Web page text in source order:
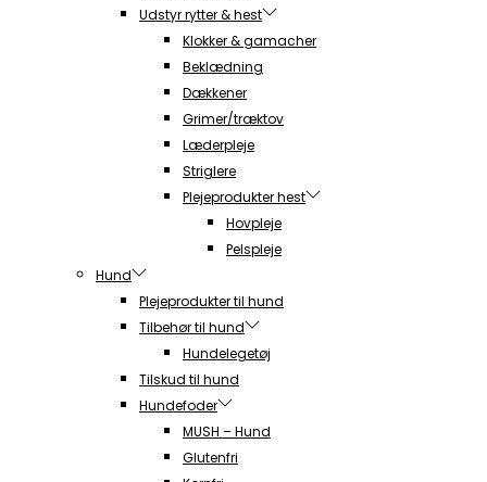
Udstyr rytter & hest
Klokker & gamacher
Beklædning
Dækkener
Grimer/træktov
Læderpleje
Striglere
Plejeprodukter hest
Hovpleje
Pelspleje
Hund
Plejeprodukter til hund
Tilbehør til hund
Hundelegetøj
Tilskud til hund
Hundefoder
MUSH – Hund
Glutenfri